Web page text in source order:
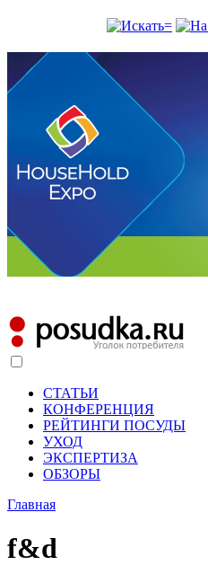
СТАТЬИ
КОНФЕРЕНЦИЯ
РЕЙТИНГИ ПОСУДЫ
УХОД
ЭКСПЕРТИЗА
ОБЗОРЫ
Главная
f&d